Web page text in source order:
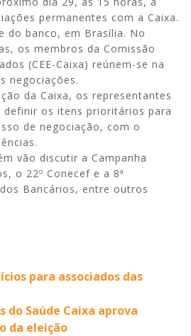
permanentes com a Caixa.
do banco, em Brasília. No
os membros da Comissão
(CEE-Caixa) reúnem-se na
negociações.
da Caixa, os representantes
definir os itens prioritários para
de negociação, com o
vão discutir a Campanha
o 22º Conecef e a 8ª
Bancários, entre outros
para associados das
do Saúde Caixa aprova
da eleição